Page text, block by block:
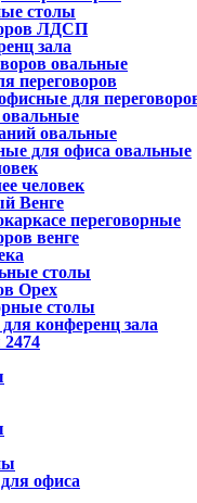
столы
ЛДСП
зала
овальные
переговоров
для
овальные
для офиса овальные
человек
Венге
переговорные
венге
столы
Орех
столы
конференц зала
2474
офиса